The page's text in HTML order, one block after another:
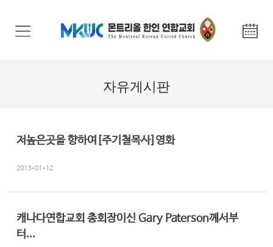
안
씀
과
찬
양
자유게시판
저높은곳을 향하여[주기철목사]영화
2013-01-12
캐나다연합교회 총회장이신 Gary Paterson께서부
터...